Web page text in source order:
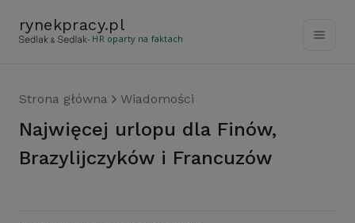
rynekpracy.pl
- HR oparty na faktach
Strona główna Wiadomości
Najwięcej urlopu dla Finów,
Brazylijczyków i Francuzów